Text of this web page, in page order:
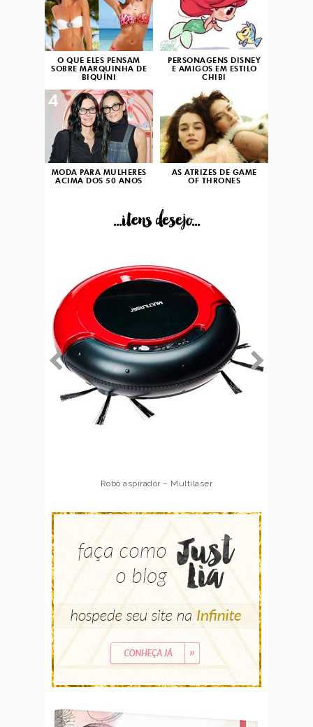
O QUE ELES PENSAM
SOBRE MARQUINHA DE
BIQUÍNI
PERSONAGENS DISNEY
E AMIGOS EM ESTILO
CHIBI
MODA PARA MULHERES
ACIMA DOS 50 ANOS
4
AS ATRIZES DE GAME
OF THRONES
...itens desejo...
Robô aspirador – Multilaser